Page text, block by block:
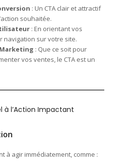
: Un CTA clair et attractif
souhaitée.
: En orientant vos
navigation sur votre site.
: Que ce soit pour
vos ventes, le CTA est un
à l’Action Impactant
à agir immédiatement, comme :